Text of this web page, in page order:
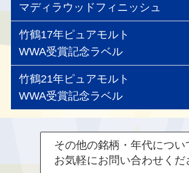
マディラウッドフィニッシュ
竹鶴17年ピュアモルト
WWA受賞記念ラベル
竹鶴21年ピュアモルト
WWA受賞記念ラベル
その他の銘柄・年代につい
お気軽にお問い合わせくだ